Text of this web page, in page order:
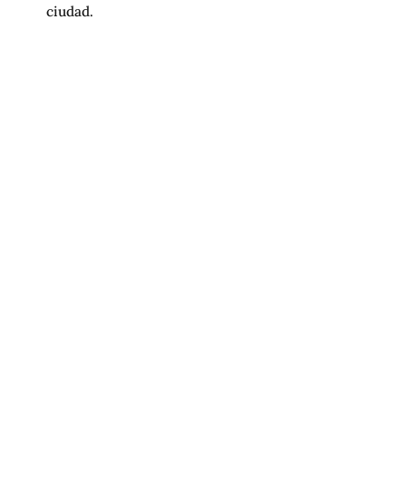
ciudad.